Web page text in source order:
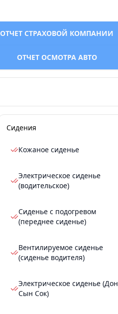
ОТЧЕТ СТРАХОВОЙ КОМПАНИИ
ОТЧЕТ ОСМОТРА АВТО
Сидения
Кожаное сиденье
Электрическое сиденье
(водительское)
Сиденье с подогревом
(переднее сиденье)
Вентилируемое сиденье
(сиденье водителя)
Электрическое сиденье (Дон
Сын Сок)